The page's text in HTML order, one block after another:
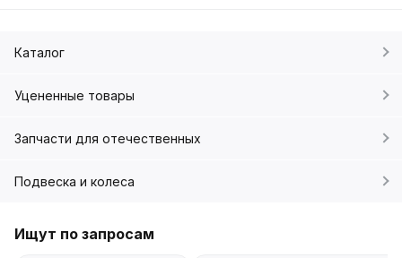
Каталог
Уцененные товары
Запчасти для отечественных
Подвеска и колеса
Ищут по запросам